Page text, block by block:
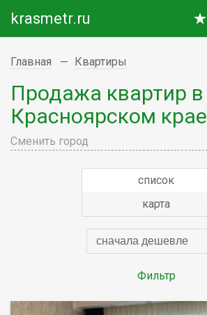
krasmetr.ru
Главная Квартиры
Продажа квартир в
Красноярском крае
Сменить город
список
карта
сначала дешевле
Фильтр